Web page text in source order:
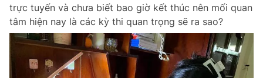
trực tuyến và chưa biết bao giờ kết thúc nên mối quan
tâm hiện nay là các kỳ thi quan trọng sẽ ra sao?